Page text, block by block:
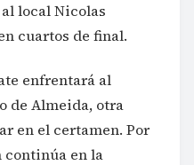
local Nicolas
cuartos de final.
enfrentará al
de Almeida, otra
en el certamen. Por
continúa en la